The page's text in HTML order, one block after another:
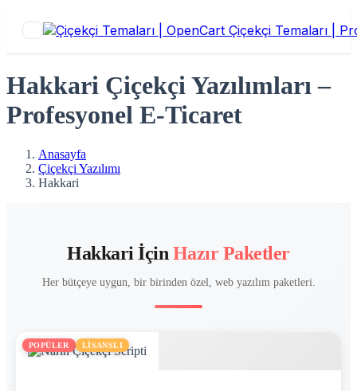
Hakkari Çiçekçi Yazılımları –
Profesyonel E-Ticaret
Anasayfa
Çiçekçi Yazılımı
Hakkari
Hakkari İçin Hazır Paketler
Her bütçeye uygun, bir birinden özel, web yazılım paketleri.
POPÜLER LİSANSLI